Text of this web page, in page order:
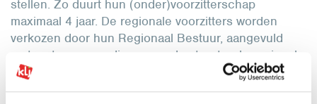
stellen. Zo duurt hun (onder)voorzitterschap
maximaal 4 jaar. De regionale voorzitters worden
verkozen door hun Regionaal Bestuur, aangevuld
met vertegenwoordigers van de structurele regionale
werkgroepen. Het Nationaal Bestuur verkiest samen
met vertegenwoordigers van de structurele nationale